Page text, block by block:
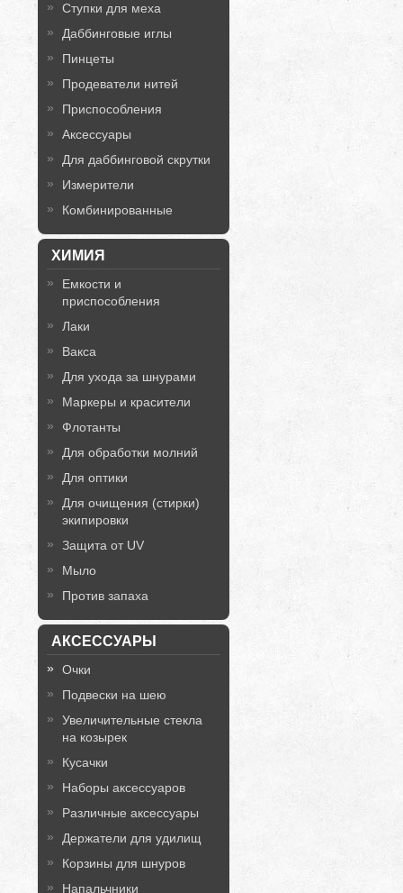
Ступки для меха
Даббинговые иглы
Пинцеты
Продеватели нитей
Приспособления
Аксессуары
Для даббинговой скрутки
Измерители
Комбинированные
ХИМИЯ
Емкости и
приспособления
Лаки
Вакса
Для ухода за шнурами
Маркеры и красители
Флотанты
Для обработки молний
Для оптики
Для очищения (стирки)
экипировки
Защита от UV
Мыло
Против запаха
АКСЕССУАРЫ
Очки
Подвески на шею
Увеличительные стекла
на козырек
Кусачки
Наборы аксессуаров
Различные аксессуары
Держатели для удилищ
Корзины для шнуров
Напальчники